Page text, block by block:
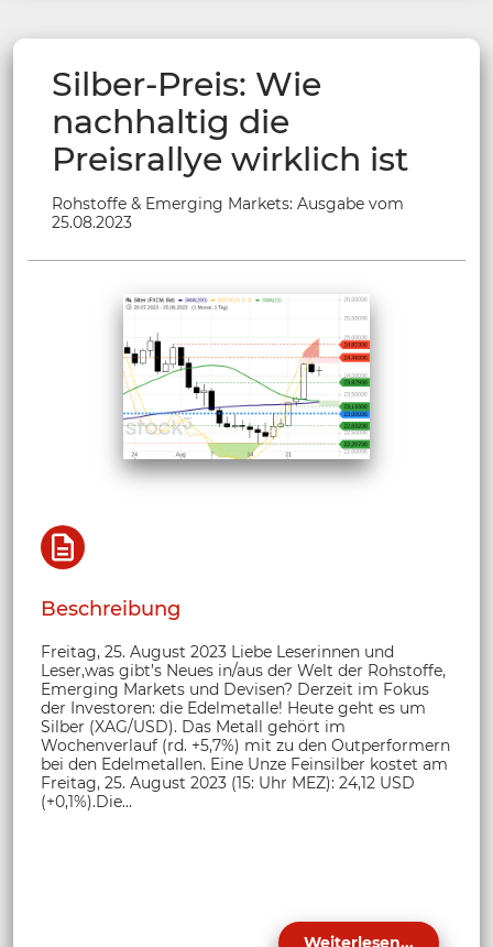
Silber-Preis: Wie
nachhaltig die
Preisrallye wirklich ist
Rohstoffe & Emerging Markets: Ausgabe vom
25.08.2023
Beschreibung
Freitag, 25. August 2023 Liebe Leserinnen und
Leser,was gibt’s Neues in/aus der Welt der Rohstoffe,
Emerging Markets und Devisen? Derzeit im Fokus
der Investoren: die Edelmetalle! Heute geht es um
Silber (XAG/USD). Das Metall gehört im
Wochenverlauf (rd. +5,7%) mit zu den Outperformern
bei den Edelmetallen. Eine Unze Feinsilber kostet am
Freitag, 25. August 2023 (15: Uhr MEZ): 24,12 USD
(+0,1%).Die...
Weiterlesen...